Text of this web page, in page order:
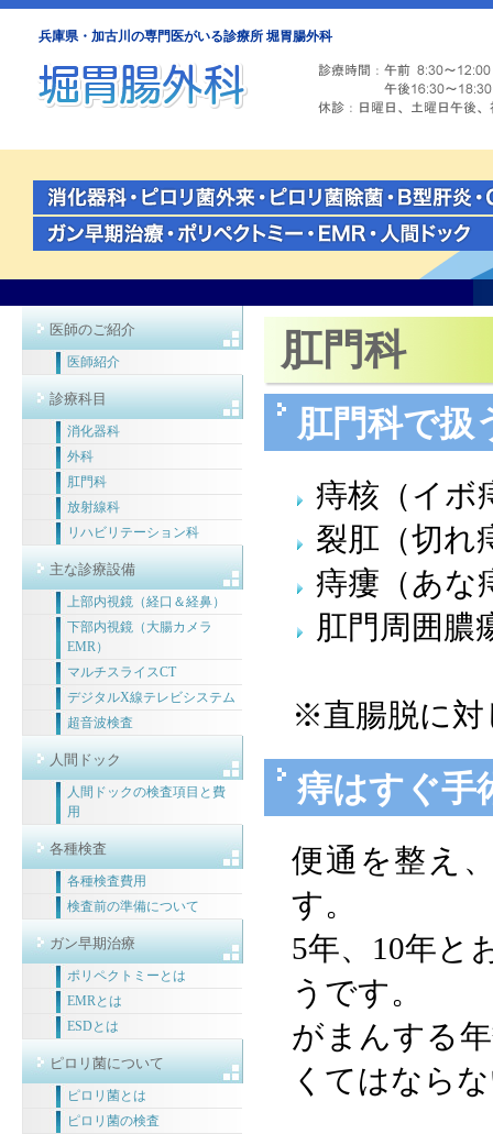
兵庫県・加古川の専門医がいる診療所 堀胃腸外科
医師のご紹介
医師紹介
診療科目
消化器科
外科
肛門科
放射線科
リハビリテーション科
主な診療設備
上部内視鏡（経口＆経鼻）
下部内視鏡（大腸カメラ
EMR）
マルチスライスCT
デジタルX線テレビシステム
超音波検査
人間ドック
人間ドックの検査項目と費
用
各種検査
各種検査費用
検査前の準備について
ガン早期治療
ポリペクトミーとは
EMRとは
ESDとは
ピロリ菌について
ピロリ菌とは
ピロリ菌の検査
肛門科
肛門科で扱
痔核（イボ
裂肛（切れ
痔瘻（あな
肛門周囲膿
※直腸脱に対
痔はすぐ手
便通を整え
す。
5年、10年と
うです。
がまんする
くてはなら